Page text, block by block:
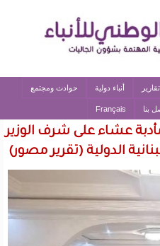
تقارير أنباء دولية حوادث ومجتمع
بنا Français
عشاء على شرف الوزير
الدولية (تقرير مصور)